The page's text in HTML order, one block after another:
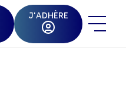
J'ADHÈRE